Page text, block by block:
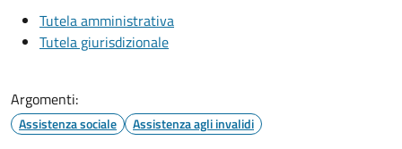
Tutela amministrativa
Tutela giurisdizionale
Argomenti:
Assistenza sociale Assistenza agli invalidi